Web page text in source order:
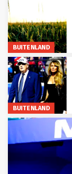
BUITENLAND
BUITENLAND